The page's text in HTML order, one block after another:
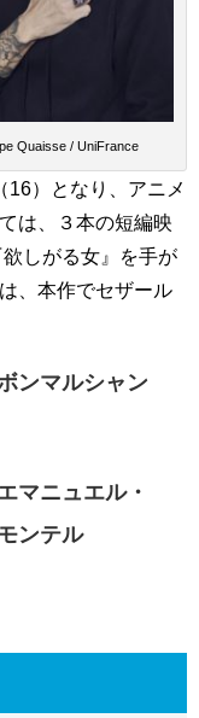
Quaisse / UniFrance
16）となり、アニメ
は、３本の短編映
しがる女』を手が
、本作でセザール
ンマルシャン
マニュエル・
ンテル